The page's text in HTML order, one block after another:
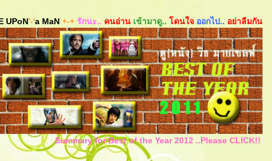
UPoN'-'a MaN +-+ รักนะ.. คนอ่าน เข้ามาดู.. ดนใจ ออกไป.. อย่าลืมกัน
Summary for Best of the Year 2012 ..Please CLICK!!